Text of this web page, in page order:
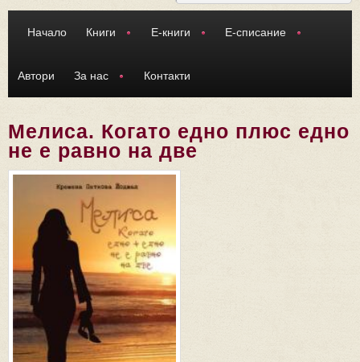
Начало Книги Е-книги Е-списание
Автори За нас Контакти
Мелиса. Когато едно плюс едно
не е равно на две